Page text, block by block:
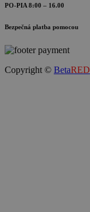
PO-PIA 8:00 – 16.00
Bezpečná platba pomocou
Copyright © BetaRED